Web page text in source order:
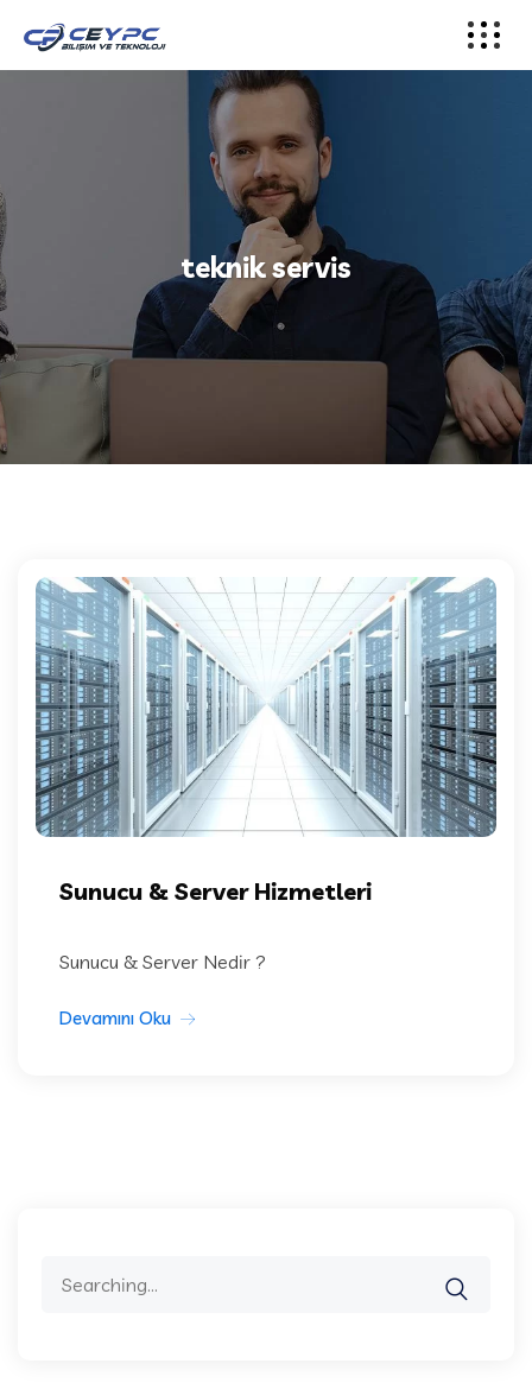
teknik servis
Sunucu & Server Hizmetleri
Sunucu & Server Nedir ?
Devamını Oku